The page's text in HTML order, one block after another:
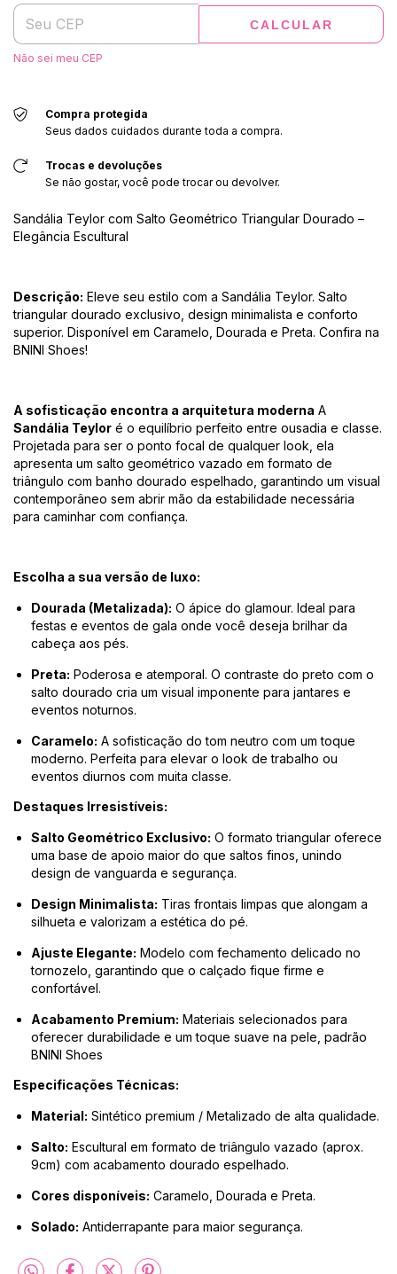
CALCULAR
Não sei meu CEP
Compra protegida
Seus dados cuidados durante toda a compra.
Trocas e devoluções
Se não gostar, você pode trocar ou devolver.
Sandália Teylor com Salto Geométrico Triangular Dourado –
Elegância Escultural
Descrição: Eleve seu estilo com a Sandália Teylor. Salto
triangular dourado exclusivo, design minimalista e conforto
superior. Disponível em Caramelo, Dourada e Preta. Confira na
BNINI Shoes!
A sofisticação encontra a arquitetura moderna A
Sandália Teylor é o equilíbrio perfeito entre ousadia e classe.
Projetada para ser o ponto focal de qualquer look, ela
apresenta um salto geométrico vazado em formato de
triângulo com banho dourado espelhado, garantindo um visual
contemporâneo sem abrir mão da estabilidade necessária
para caminhar com confiança.
Escolha a sua versão de luxo:
Dourada (Metalizada): O ápice do glamour. Ideal para
festas e eventos de gala onde você deseja brilhar da
cabeça aos pés.
Preta: Poderosa e atemporal. O contraste do preto com o
salto dourado cria um visual imponente para jantares e
eventos noturnos.
Caramelo: A sofisticação do tom neutro com um toque
moderno. Perfeita para elevar o look de trabalho ou
eventos diurnos com muita classe.
Destaques Irresistíveis:
Salto Geométrico Exclusivo: O formato triangular oferece
uma base de apoio maior do que saltos finos, unindo
design de vanguarda e segurança.
Design Minimalista: Tiras frontais limpas que alongam a
silhueta e valorizam a estética do pé.
Ajuste Elegante: Modelo com fechamento delicado no
tornozelo, garantindo que o calçado fique firme e
confortável.
Acabamento Premium: Materiais selecionados para
oferecer durabilidade e um toque suave na pele, padrão
BNINI Shoes
Especificações Técnicas:
Material: Sintético premium / Metalizado de alta qualidade.
Salto: Escultural em formato de triângulo vazado (aprox.
9cm) com acabamento dourado espelhado.
Cores disponíveis: Caramelo, Dourada e Preta.
Solado: Antiderrapante para maior segurança.